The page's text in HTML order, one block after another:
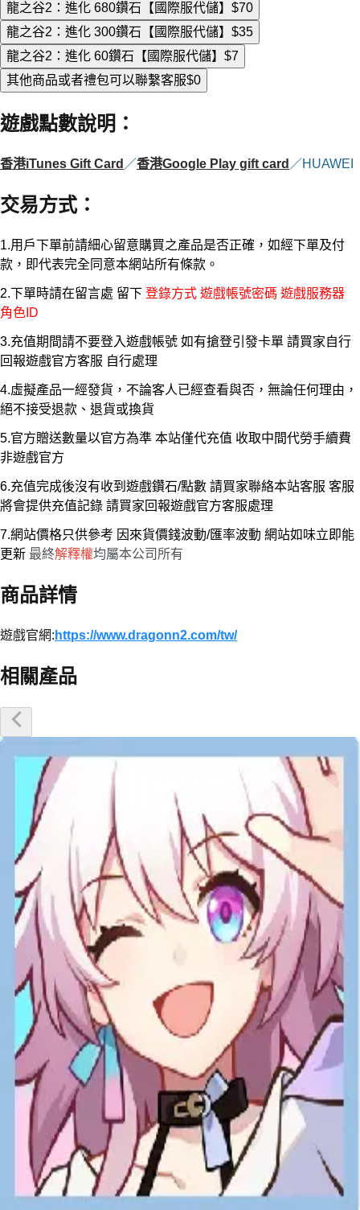
龍之谷2：進化 680鑽石【國際服代儲】 $70
龍之谷2：進化 300鑽石【國際服代儲】 $35
龍之谷2：進化 60鑽石【國際服代儲】 $7
其他商品或者禮包可以聯繫客服$0
遊戲點數說明 ：
香港iTunes Gift Card ／香港Google Play gift card ／HUAWEI
交易方式：
1.用戶下單前請細心留意購買之產品是否正確，如經下單及付
款，即代表完全同意本網站所有條款。
2.下單時請在留言處 留下 登錄方式 遊戲帳號密碼 遊戲服務器
角色ID
3.充值期間請不要登入遊戲帳號 如有搶登引發卡單 請買家自行
回報遊戲官方客服 自行處理
4.虛擬產品一經發貨，不論客人已經查看與否，無論任何理由，
絕不接受退款、退貨或換貨
5.官方贈送數量以官方為準 本站僅代充值 收取中間代勞手續費
非遊戲官方
6.充值完成後沒有收到遊戲鑽石/點數 請買家聯絡本站客服 客服
將會提供充值記錄 請買家回報遊戲官方客服處理
7.網站價格只供參考 因來貨價錢波動/匯率波動 網站如味立即能
更新 最終解釋權均屬本公司所有
商品詳情
遊戲官網: https://www.dragonn2.com/tw/
相關產品
手機遊戲
崩壞星穹鐵道 儲值